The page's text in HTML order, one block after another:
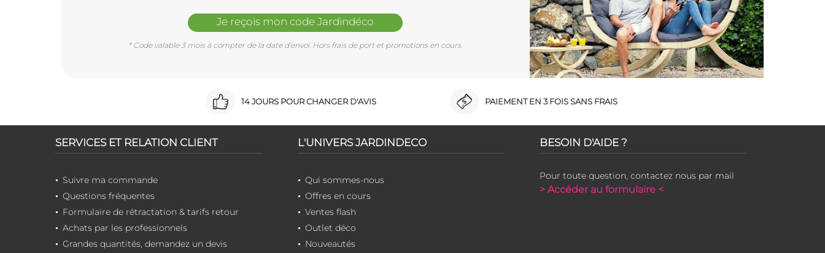
Je reçois mon code Jardindéco
* Code valable 3 mois à compter de la date d'envoi. Hors frais de port et promotions en cours.
14 JOURS POUR CHANGER D'AVIS PAIEMENT EN 3 FOIS SANS FRAIS
SERVICES ET RELATION CLIENT
Suivre ma commande
Questions fréquentes
Formulaire de rétractation & tarifs retour
Achats par les professionnels
Grandes quantités, demandez un devis
L'UNIVERS JARDINDECO
Qui sommes-nous
Offres en cours
Ventes flash
Outlet déco
Nouveautés
BESOIN D'AIDE ?
Pour toute question, contactez nous par mail
> Accéder au formulaire <